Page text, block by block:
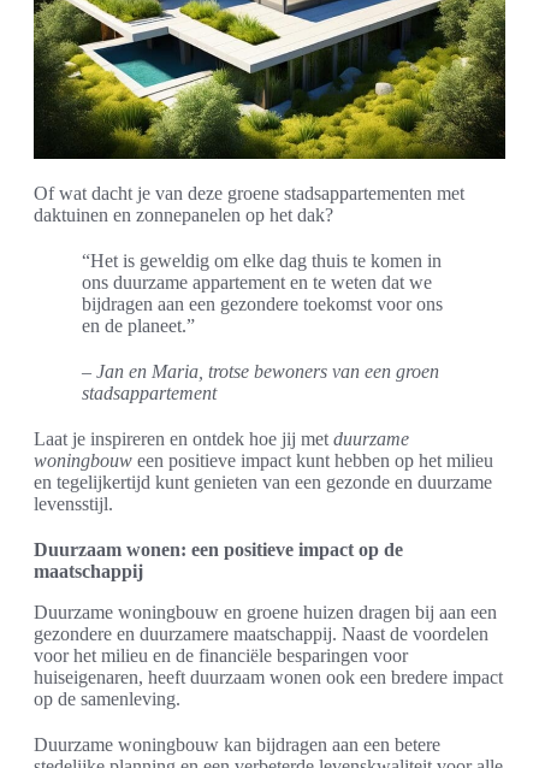
Of wat dacht je van deze groene stadsappartementen met
daktuinen en zonnepanelen op het dak?
“Het is geweldig om elke dag thuis te komen in
ons duurzame appartement en te weten dat we
bijdragen aan een gezondere toekomst voor ons
en de planeet.”
– Jan en Maria, trotse bewoners van een groen
stadsappartement
Laat je inspireren en ontdek hoe jij met duurzame
woningbouw een positieve impact kunt hebben op het milieu
en tegelijkertijd kunt genieten van een gezonde en duurzame
levensstijl.
Duurzaam wonen: een positieve impact op de
maatschappij
Duurzame woningbouw en groene huizen dragen bij aan een
gezondere en duurzamere maatschappij. Naast de voordelen
voor het milieu en de financiële besparingen voor
huiseigenaren, heeft duurzaam wonen ook een bredere impact
op de samenleving.
Duurzame woningbouw kan bijdragen aan een betere